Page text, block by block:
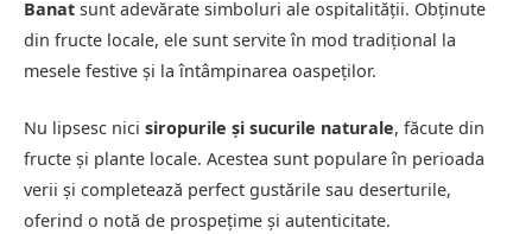
Banat sunt adevărate simboluri ale ospitalității. Obținute
din fructe locale, ele sunt servite în mod tradițional la
mesele festive și la întâmpinarea oaspeților.
Nu lipsesc nici siropurile și sucurile naturale, făcute din
fructe și plante locale. Acestea sunt populare în perioada
verii și completează perfect gustările sau deserturile,
oferind o notă de prospețime și autenticitate.